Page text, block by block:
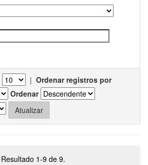
| Ordenar registros por
Ordenar
Resultado 1-9 de 9.